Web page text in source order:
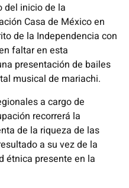
del inicio de la
Casa de México en
de la Independencia con
faltar en esta
presentación de bailes
musical de mariachi.
a cargo de
recorrerá la
de la riqueza de las
a su vez de la
étnica presente en la